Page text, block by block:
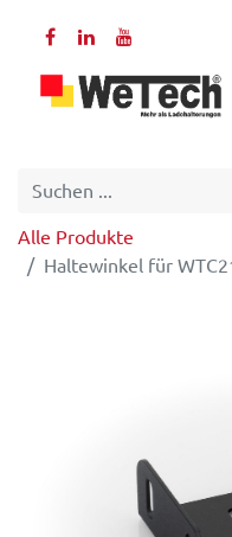
Alle Produkte
Haltewinkel für